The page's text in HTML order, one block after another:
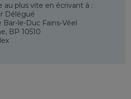
au plus vite en écrivant à :
Délégué
le-Duc Fains-Véel
BP 10510